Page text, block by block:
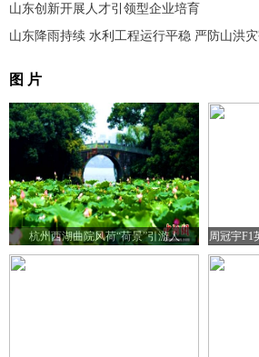
山东创新开展人才引领型企业培育
山东降雨持续 水利工程运行平稳 严防山洪
图 片
杭州西湖曲院风荷“荷景”引游人 周冠宇F1